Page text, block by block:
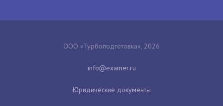
ООО «Турбоподготовка», 2026
Юридические документы